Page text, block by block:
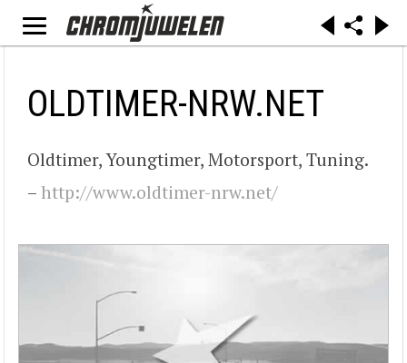
OLDTIMER-NRW.NET
Oldtimer, Youngtimer, Motorsport, Tuning.
– http://www.oldtimer-nrw.net/